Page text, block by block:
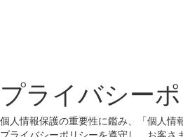
プライバシー
個人情報保護の重要性に鑑み、「個人情